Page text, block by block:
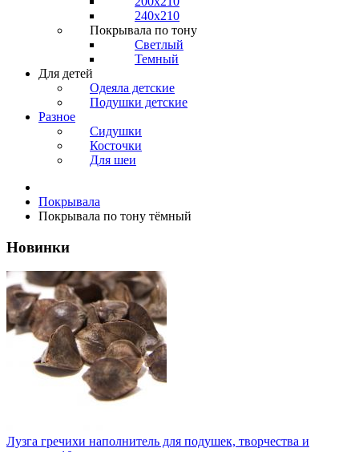
240x210
Покрывала по тону
Светлый
Темный
Для детей
Одеяла детские
Подушки детские
Разное
Сидушки
Косточки
Для шеи
Покрывала
Покрывала по тону тёмный
Новинки
Лузга гречихи наполнитель для подушек, творчества и